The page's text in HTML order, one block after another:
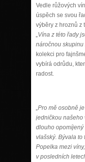
Vedle růžových
úspěch se svou
výběry z hroznů z
„Vína z této řady
náročnou skupinu
kolekci pro
vybírá odrůdu,
radost.
„Pro mě osobně je
jedničkou našeho
dlouho opomíjený
vlašský. Bývala to
Popelka mezi
v posledních